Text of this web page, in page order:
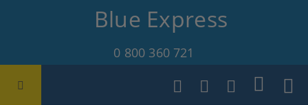
Blue Express
0 800 360 721